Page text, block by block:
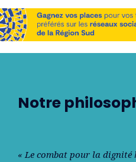
Notre
« Le combat pour la dignité